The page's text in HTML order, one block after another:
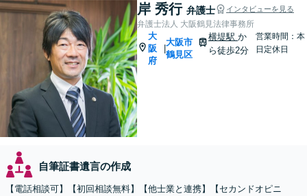
岸 秀行 弁護士 インタビューを見る
弁護士法人 大阪鶴見法律事務所
大
阪
府
大阪市
鶴見区
横堤駅 か
ら徒歩2分
営業時間：本
日定休日
自筆証書遺言の作成
【電話相談可】【初回相談無料】【他士業と連携】【セカンドオピニ